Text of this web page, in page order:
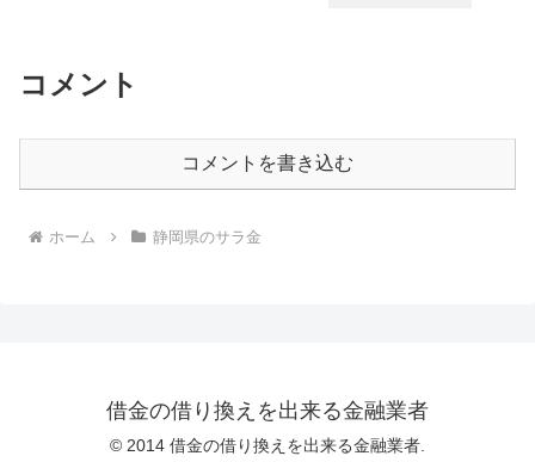
コメント
コメントを書き込む
ホーム 静岡県のサラ金
借金の借り換えを出来る金融業者
© 2014 借金の借り換えを出来る金融業者.